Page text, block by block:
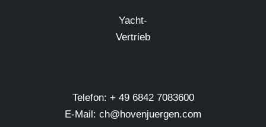
Yacht-
Vertrieb
Telefon: + 49 6842 7083600
E-Mail: ch@hovenjuergen.com